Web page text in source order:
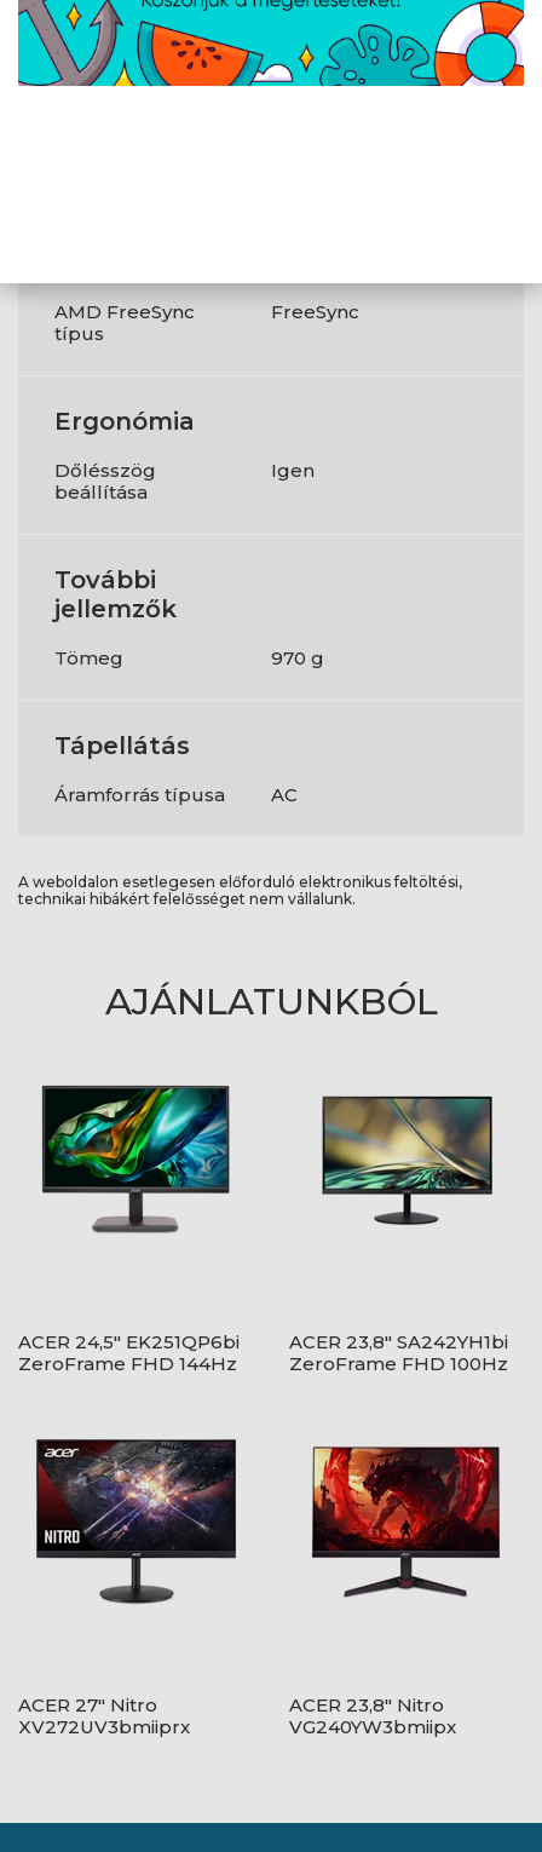
VESA szerelés Igen
AMD FreeSync
típus
FreeSync
Ergonómia
Dőlésszög
beállítása
Igen
További
jellemzők
Tömeg 970 g
Tápellátás
Áramforrás típusa AC
A weboldalon esetlegesen előforduló elektronikus feltöltési,
technikai hibákért felelősséget nem vállalunk.
AJÁNLATUNKBÓL
ACER 24,5" EK251QP6bi
ZeroFrame FHD 144Hz
ACER 23,8" SA242YH1bi
ZeroFrame FHD 100Hz
ACER 27" Nitro
XV272UV3bmiiprx
ACER 23,8" Nitro
VG240YW3bmiipx